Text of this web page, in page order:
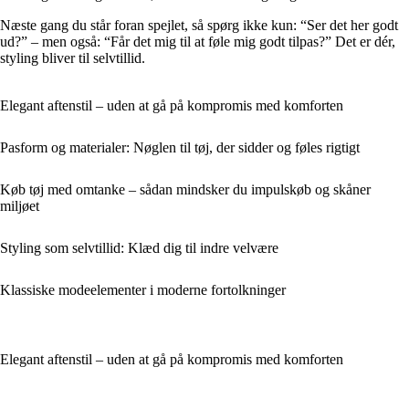
Næste gang du står foran spejlet, så spørg ikke kun: “Ser det her godt
ud?” – men også: “Får det mig til at føle mig godt tilpas?” Det er dér,
styling bliver til selvtillid.
Elegant aftenstil – uden at gå på kompromis med komforten
Pasform og materialer: Nøglen til tøj, der sidder og føles rigtigt
Køb tøj med omtanke – sådan mindsker du impulskøb og skåner
miljøet
Styling som selvtillid: Klæd dig til indre velvære
Klassiske modeelementer i moderne fortolkninger
Elegant aftenstil – uden at gå på kompromis med komforten